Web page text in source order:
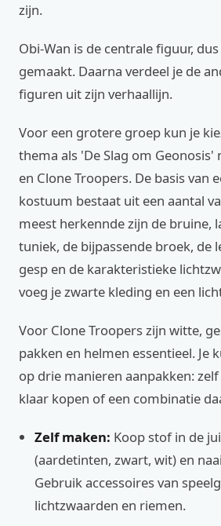
zijn.
Obi-Wan is de centrale figuur,
gemaakt. Daarna verdeel je de
figuren uit zijn verhaallijn.
Voor een grotere groep kun je
thema als 'De Slag om Geonosis'
en Clone Troopers. De basis van
kostuum bestaat uit een aantal
meest herkennde zijn de bruine,
tuniek, de bijpassende broek, de
gesp en de karakteristieke
voeg je zwarte kleding en een
Voor Clone Troopers zijn witte,
pakken en helmen essentieel. Je
op drie manieren aanpakken:
klaar kopen of een combinatie
Zelf maken: Koop stof in de
(aardetinten, zwart, wit) en
Gebruik accessoires van
lichtzwaarden en riemen.